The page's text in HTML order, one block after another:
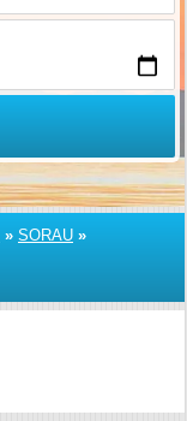
» SORAU »